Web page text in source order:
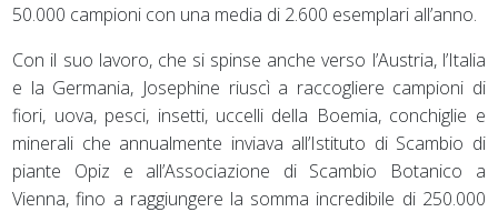
50.000 campioni con una media di 2.600 esemplari all’anno.
Con il suo lavoro, che si spinse anche verso l’Austria, l’Italia
e la Germania, Josephine riuscì a raccogliere campioni di
fiori, uova, pesci, insetti, uccelli della Boemia, conchiglie e
minerali che annualmente inviava all’Istituto di Scambio di
piante Opiz e all’Associazione di Scambio Botanico a
Vienna, fino a raggiungere la somma incredibile di 250.000